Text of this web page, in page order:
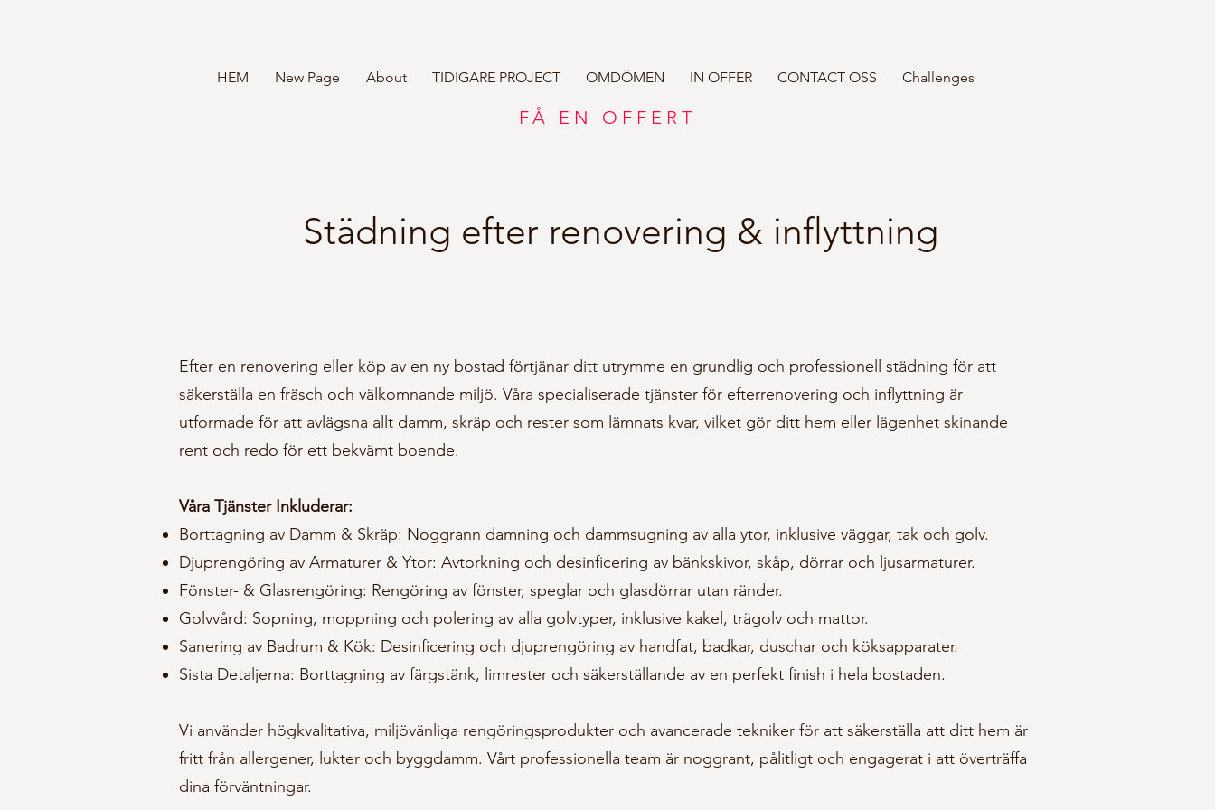
HEM New Page About TIDIGARE PROJECT OMDÖMEN IN OFFER CONTACT OSS Challenges
FÅ EN OFFERT
Städning efter renovering & inflyttning
Efter en renovering eller köp av en ny bostad förtjänar ditt utrymme en grundlig och professionell städning för att
säkerställa en fräsch och välkomnande miljö. Våra specialiserade tjänster för efterrenovering och inflyttning är
utformade för att avlägsna allt damm, skräp och rester som lämnats kvar, vilket gör ditt hem eller lägenhet skinande
rent och redo för ett bekvämt boende.
Våra Tjänster Inkluderar:
Borttagning av Damm & Skräp: Noggrann damning och dammsugning av alla ytor, inklusive väggar, tak och golv.
Djuprengöring av Armaturer & Ytor: Avtorkning och desinficering av bänkskivor, skåp, dörrar och ljusarmaturer.
Fönster- & Glasrengöring: Rengöring av fönster, speglar och glasdörrar utan ränder.
Golvvård: Sopning, moppning och polering av alla golvtyper, inklusive kakel, trägolv och mattor.
Sanering av Badrum & Kök: Desinficering och djuprengöring av handfat, badkar, duschar och köksapparater.
Sista Detaljerna: Borttagning av färgstänk, limrester och säkerställande av en perfekt finish i hela bostaden.
Vi använder högkvalitativa, miljövänliga rengöringsprodukter och avancerade tekniker för att säkerställa att ditt hem är
fritt från allergener, lukter och byggdamm. Vårt professionella team är noggrant, pålitligt och engagerat i att överträffa
dina förväntningar.